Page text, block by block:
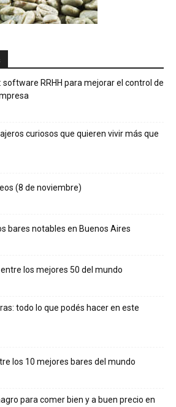
software RRHH para mejorar el control de
curiosos que quieren vivir más que
(8 de noviembre)
bares notables en Buenos Aires
los mejores 50 del mundo
todo lo que podés hacer en este
los 10 mejores bares del mundo
para comer bien y a buen precio en